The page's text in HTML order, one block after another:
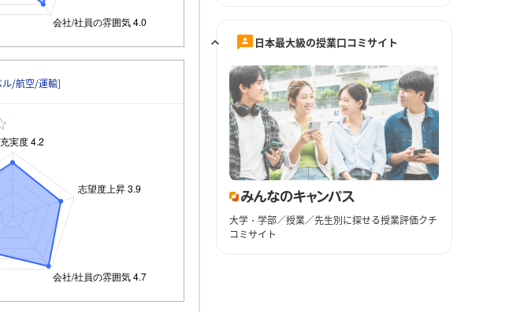
ル/航空/運輸]
日本最大級の授業口コミサイト
大学・学部／授業／先生別に探せる授業評価クチ
コミサイト